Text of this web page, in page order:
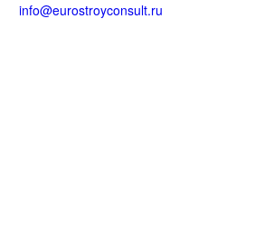
info@eurostroyconsult.ru